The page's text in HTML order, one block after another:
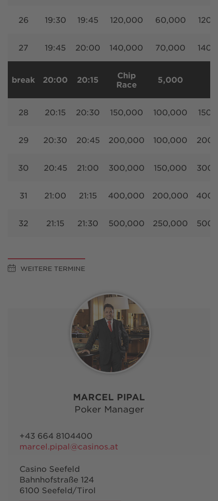
26 19:30 19:45 120,000 60,000
27 19:45 20:00 140,000 70,000
break 20:00 20:15
Chip
Race
5,000
28 20:15 20:30 150,000 100,000
29 20:30 20:45 200,000 100,000
30 20:45 21:00 300,000 150,000
31 21:00 21:15 400,000 200,000
32 21:15 21:30 500,000 250,000
WEITERE TERMINE
MARCEL PIPAL
Poker Manager
Casino Seefeld
Bahnhofstraße 124
6100 Seefeld/Tirol
+43 664 8104400
marcel.pipal@casinos.at